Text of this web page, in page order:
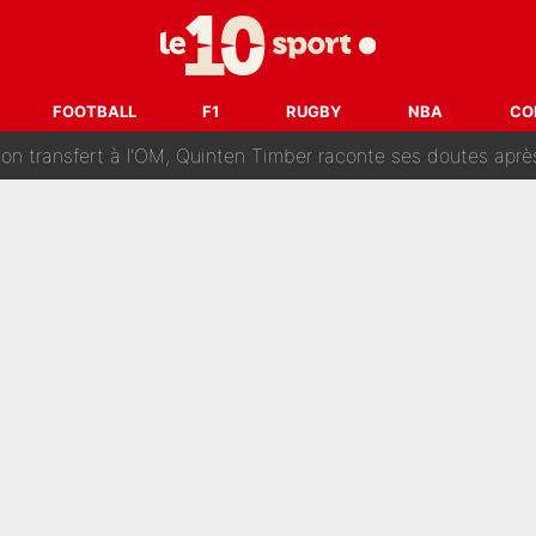
FOOTBALL F1 RUGBY NBA
un très gros contrat : Une marque «inattendue» va
: Le FC Barcelone prend la parole alors qu'un transfert
transfert à l'OM, Quinten Timber raconte ses doutes